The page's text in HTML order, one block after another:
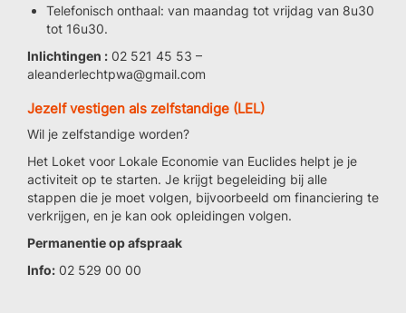
Telefonisch onthaal: van maandag tot vrijdag van 8u30
tot 16u30.
Inlichtingen : 02 521 45 53 –
aleanderlechtpwa@gmail.com
Jezelf vestigen als zelfstandige (LEL)
Wil je zelfstandige worden?
Het Loket voor Lokale Economie van Euclides helpt je je
activiteit op te starten. Je krijgt begeleiding bij alle
stappen die je moet volgen, bijvoorbeeld om financiering te
verkrijgen, en je kan ook opleidingen volgen.
Permanentie op afspraak
Info: 02 529 00 00